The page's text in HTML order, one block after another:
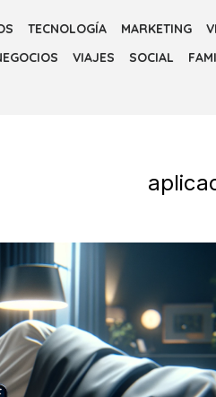
TECNOLOGÍA MARKETING
VIAJES SOCIAL